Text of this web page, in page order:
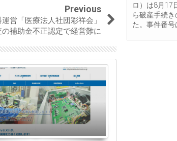
Previous
営「医療法人社団彩祥会」
補助金不正認定で経営難に
ロ）は8月17
ら破産手続
た。事件番号